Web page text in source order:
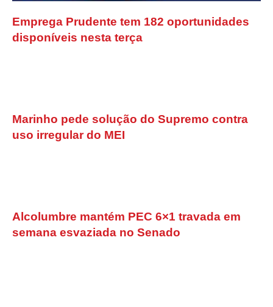
Emprega Prudente tem 182 oportunidades
disponíveis nesta terça
Marinho pede solução do Supremo contra
uso irregular do MEI
Alcolumbre mantém PEC 6×1 travada em
semana esvaziada no Senado